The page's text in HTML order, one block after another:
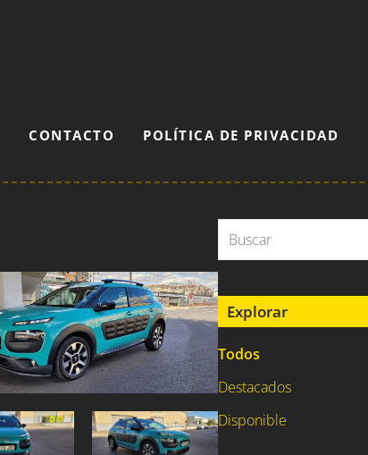
CONTACTO POLÍTICA DE PRIVACIDAD
Explorar
Todos
Destacados
Disponible